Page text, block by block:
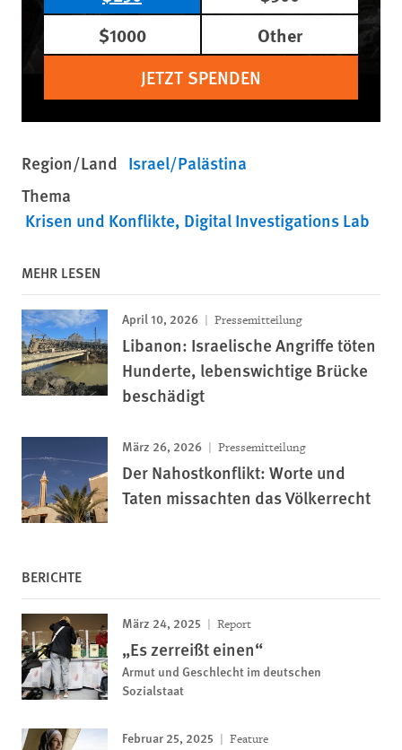
$1000
Other
JETZT SPENDEN
Region/Land Israel/Palästina
Thema
Krisen und Konflikte Digital Investigations Lab
MEHR LESEN
April 10, 2026 Pressemitteilung
Libanon: Israelische Angriffe töten
Hunderte, lebenswichtige Brücke
beschädigt
März 26, 2026 Pressemitteilung
Der Nahostkonflikt: Worte und
Taten missachten das Völkerrecht
BERICHTE
März 24, 2025 Report
„Es zerreißt einen“
Armut und Geschlecht im deutschen
Sozialstaat
Februar 25, 2025 Feature